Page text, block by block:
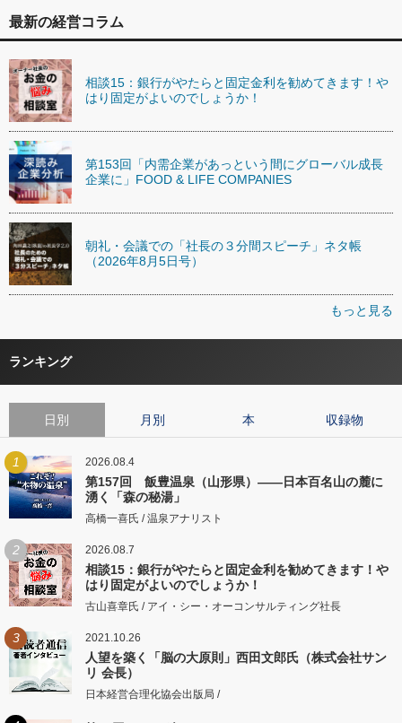
最新の経営コラム
相談15：銀行がやたらと固定金利を勧めてきます！や
はり固定がよいのでしょうか！
第153回「内需企業があっという間にグローバル成長
企業に」FOOD & LIFE COMPANIES
朝礼・会議での「社長の３分間スピーチ」ネタ帳
（2026年8月5日号）
もっと見る
ランキング
日別 月別 本 収録物
1 2026.08.4
第157回 飯豊温泉（山形県）――日本百名山の麓に
湧く「森の秘湯」
高橋一喜氏 / 温泉アナリスト
2 2026.08.7
相談15：銀行がやたらと固定金利を勧めてきます！や
はり固定がよいのでしょうか！
古山喜章氏 / アイ・シー・オーコンサルティング社長
3 2021.10.26
人望を築く「脳の大原則」西田文郎氏（株式会社サン
リ 会長）
日本経営合理化協会出版局 /